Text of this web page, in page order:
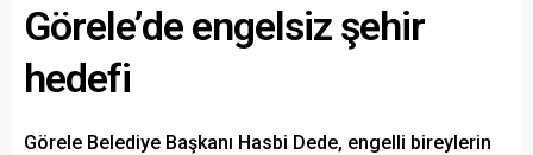
Görele’de engelsiz şehir
hedefi
Görele Belediye Başkanı Hasbi Dede, engelli bireylerin